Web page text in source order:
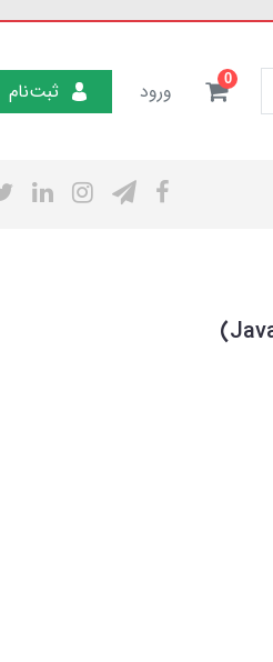
0 ورود ثبت‌نام